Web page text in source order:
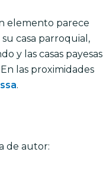
elemento parece
casa parroquial,
y las casas payesas
las proximidades
.
de autor: